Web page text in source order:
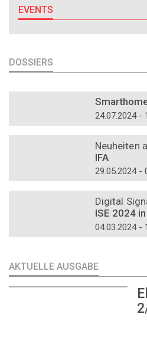
EVENTS
DOSSIERS
24.07.2024 -
Neuheiten
IFA
29.05.2024 -
Digital
ISE 2024
04.03.2024 -
AKTUELLE AUSGABE